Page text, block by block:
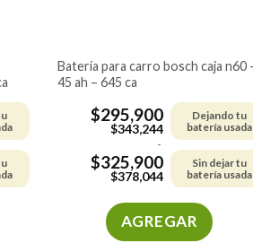
batería para carro bosch caja n60 –
45 ah – 645 ca
$295,900
$343,244
Dejando tu
batería usada
-
$325,900
$378,044
Sin dejar tu
batería usada
AGREGAR